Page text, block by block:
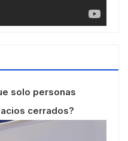
solo personas
cerrados?